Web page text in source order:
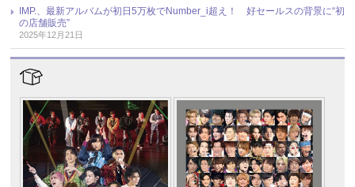
IMP.、最新アルバムが初日5万枚でNumber_i超え！ 好セールスの背景に“初
の店舗販売”
2025年12月21日